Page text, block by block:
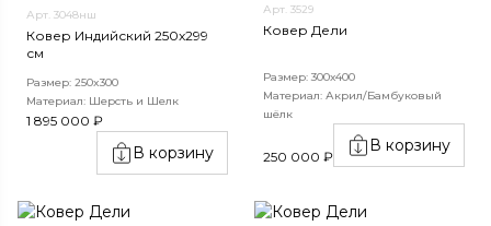
Арт. 3048нш
Ковер Индийский 250x299
см
Размер: 250x300
Материал: Шерсть и Шелк
1 895 000 ₽
В корзину
Арт. 3529
Ковер Дели
Размер: 300х400
Материал: Акрил/Бамбуковый
шёлк
250 000 ₽
В корзину